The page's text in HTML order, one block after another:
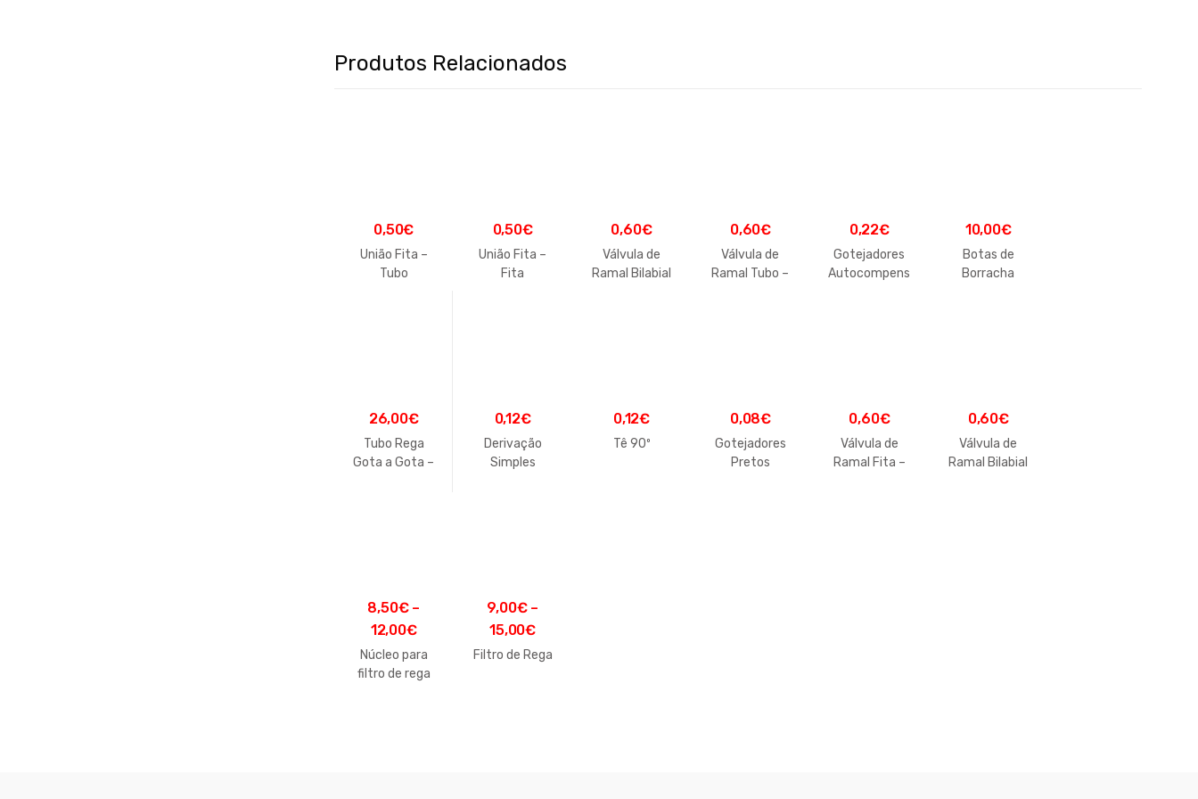
Produtos Relacionados
0,50€
União Fita –
Tubo
0,50€
União Fita –
Fita
0,60€
Válvula de
Ramal Bilabial
0,60€
Válvula de
Ramal Tubo –
0,22€
Gotejadores
Autocompens
10,00€
Botas de
Borracha
26,00€
Tubo Rega
Gota a Gota –
0,12€
Derivação
Simples
0,12€
Tê 90º
0,08€
Gotejadores
Pretos
0,60€
Válvula de
Ramal Fita –
0,60€
Válvula de
Ramal Bilabial
8,50€–
12,00€
Núcleo para
filtro de rega
9,00€–
15,00€
Filtro de Rega